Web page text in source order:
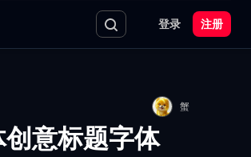
登录 注册
蟹
意标题字体